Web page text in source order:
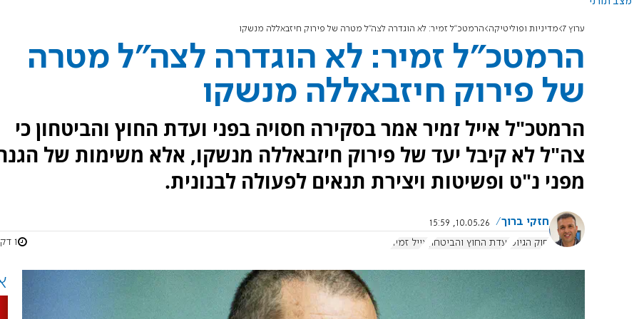
ערוץ 7 מדיניות ופוליטיקה הרמטכ"ל זמיר: לא הוגדרה לצה"ל מטרה של פירוק חיזבאללה מנשקו
הרמטכ"ל זמיר: לא הוגדרה לצה"ל מטרה
של פירוק חיזבאללה מנשקו
הרמטכ"ל אייל זמיר אמר בסקירה חסויה בפני ועדת החוץ והביטחון כי
צה"ל לא קיבל יעד של פירוק חיזבאללה מנשקו, אלא משימות של
מפני נ"ט ופשיטות ויצירת תנאים לפעולה לבנונית.
חזקי ברוך
10.05.26, 15:59
חוק הגיוס
ועדת החוץ והביטחון אייל זמיר 1 דקות